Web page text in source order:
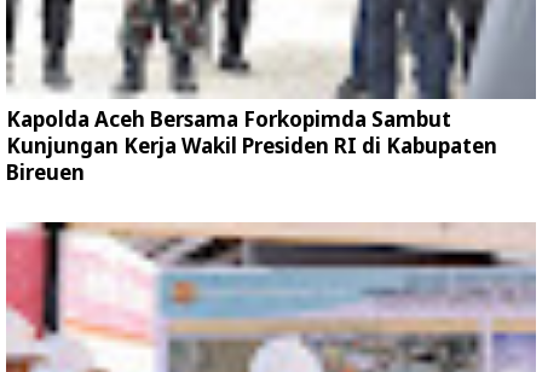
Kapolda Aceh Bersama Forkopimda Sambut
Kunjungan Kerja Wakil Presiden RI di Kabupaten
Bireuen